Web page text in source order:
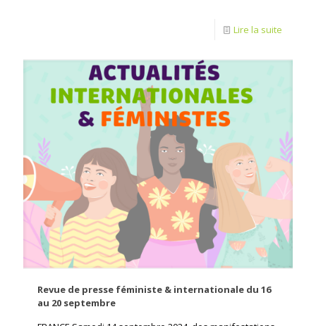
Lire la suite
Revue de presse féministe & internationale du 16
au 20 septembre